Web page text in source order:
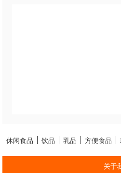
休闲食品 饮品 乳品 方便食品
关于